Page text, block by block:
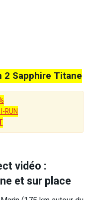
2 Sapphire Titane
RUN
vidéo :
et sur place